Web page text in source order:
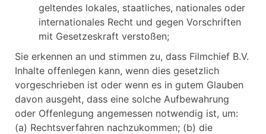
geltendes lokales, staatliches, nationales oder
internationales Recht und gegen Vorschriften
mit Gesetzeskraft verstoßen;
Sie erkennen an und stimmen zu, dass Filmchief B.V.
Inhalte offenlegen kann, wenn dies gesetzlich
vorgeschrieben ist oder wenn es in gutem Glauben
davon ausgeht, dass eine solche Aufbewahrung
oder Offenlegung angemessen notwendig ist, um:
(a) Rechtsverfahren nachzukommen; (b) die